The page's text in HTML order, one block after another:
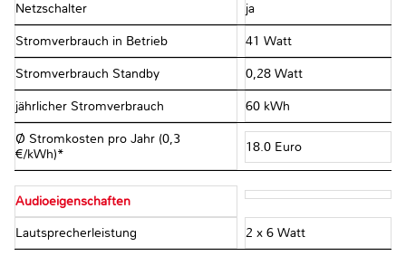
Netzschalter ja
Stromverbrauch in Betrieb 41 Watt
Stromverbrauch Standby 0,28 Watt
jährlicher Stromverbrauch 60 kWh
Ø Stromkosten pro Jahr (0,3
€/kWh)*
18.0 Euro
Audioeigenschaften
Lautsprecherleistung 2 x 6 Watt